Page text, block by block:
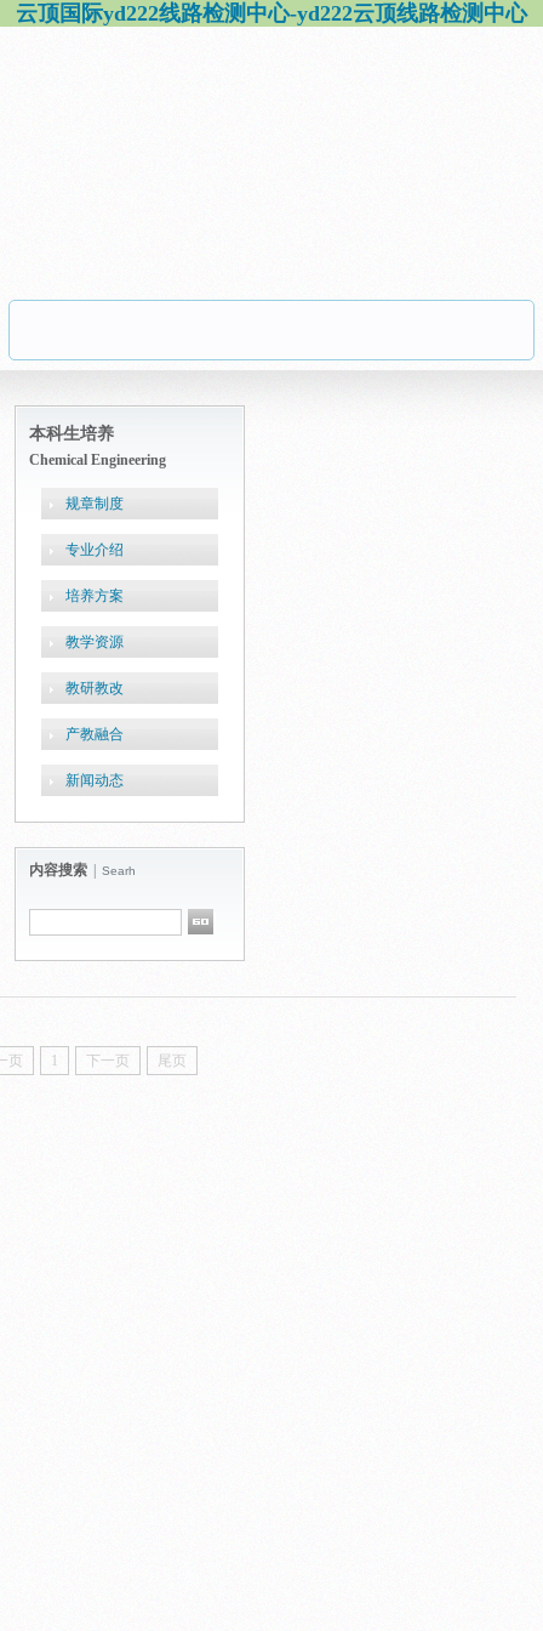
云顶国际yd222线路检测中心-yd222云顶线路检测中心
本科生培养
Chemical Engineering
规章制度
专业介绍
培养方案
教学资源
教研教改
产教融合
新闻动态
内容搜索 Searh
页 1 下一页 尾页